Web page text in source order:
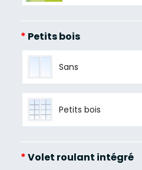
* Petits bois
Sans
Petits bois
*Volet roulant intégré